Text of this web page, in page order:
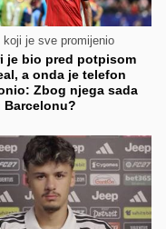
koji je sve promijenio
je bio pred potpisom
a onda je telefon
Zbog njega sada
Barcelonu?